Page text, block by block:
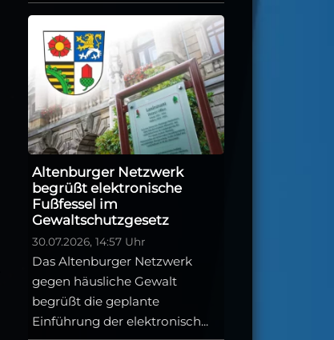
Altenburger Netzwerk
begrüßt elektronische
Fußfessel im
Gewaltschutzgesetz
30.07.2026, 14:57 Uhr
Das Altenburger Netzwerk
gegen häusliche Gewalt
begrüßt die geplante
Einführung der elektronisch...